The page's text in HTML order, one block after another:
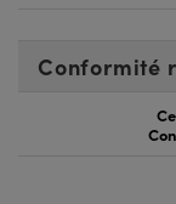
Conformité